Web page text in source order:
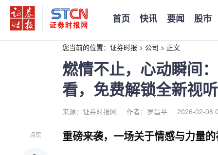
首页 快讯 要闻 股市
您当前的位置： 证券时报 > 公司 > 正文
燃情不止，心动瞬间
看，免费解锁全新视
来源：证券时报网 作者：罗昌平 2026-02-08
点赞 重磅来袭，一场关于情感与力量